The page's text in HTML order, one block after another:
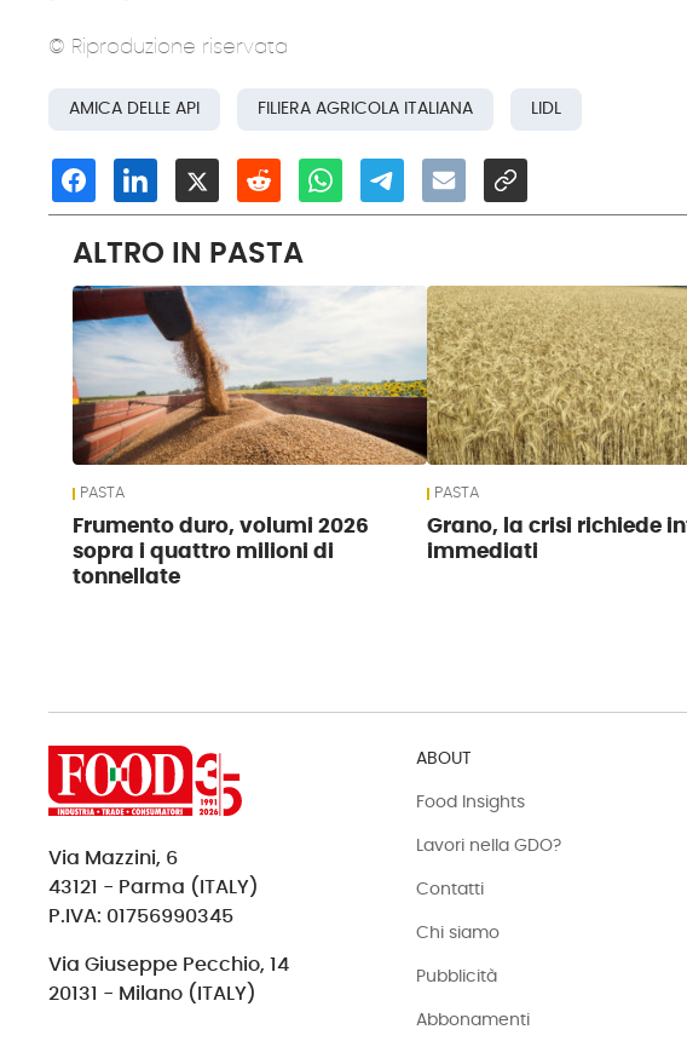
© Riproduzione riservata
AMICA DELLE API FILIERA AGRICOLA ITALIANA LIDL
ALTRO IN PASTA
PASTA
Frumento duro, volumi 2026
sopra i quattro milioni di
tonnellate
PASTA
Grano, la crisi richiede
immediati
Via Mazzini, 6
43121 - Parma (ITALY)
P.IVA: 01756990345
Via Giuseppe Pecchio, 14
20131 - Milano (ITALY)
ABOUT
Food Insights
Lavori nella GDO?
Contatti
Chi siamo
Pubblicità
Abbonamenti